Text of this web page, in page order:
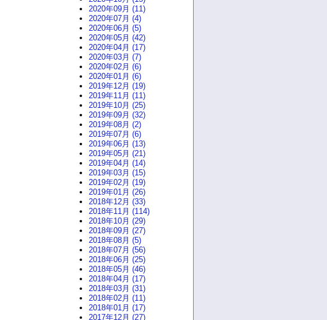
2020年09月 (11)
2020年07月 (4)
2020年06月 (5)
2020年05月 (42)
2020年04月 (17)
2020年03月 (7)
2020年02月 (6)
2020年01月 (6)
2019年12月 (19)
2019年11月 (11)
2019年10月 (25)
2019年09月 (32)
2019年08月 (2)
2019年07月 (6)
2019年06月 (13)
2019年05月 (21)
2019年04月 (14)
2019年03月 (15)
2019年02月 (19)
2019年01月 (26)
2018年12月 (33)
2018年11月 (114)
2018年10月 (29)
2018年09月 (27)
2018年08月 (5)
2018年07月 (56)
2018年06月 (25)
2018年05月 (46)
2018年04月 (17)
2018年03月 (31)
2018年02月 (11)
2018年01月 (17)
2017年12月 (27)